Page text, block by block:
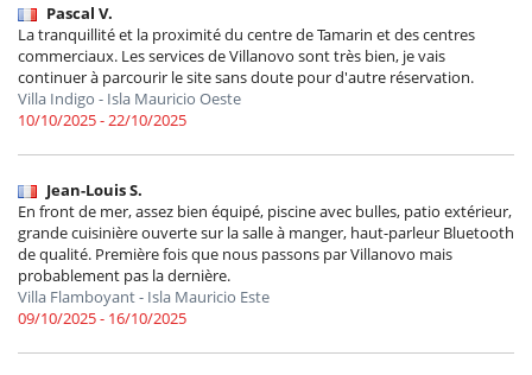
Pascal V.
La tranquillité et la proximité du centre de Tamarin et des centres
commerciaux. Les services de Villanovo sont très bien, je vais
continuer à parcourir le site sans doute pour d'autre réservation.
Villa Indigo - Isla Mauricio Oeste
10/10/2025 - 22/10/2025
Jean-Louis S.
En front de mer, assez bien équipé, piscine avec bulles, patio extérieur,
grande cuisinière ouverte sur la salle à manger, haut-parleur Bluetooth
de qualité. Première fois que nous passons par Villanovo mais
probablement pas la dernière.
Villa Flamboyant - Isla Mauricio Este
09/10/2025 - 16/10/2025